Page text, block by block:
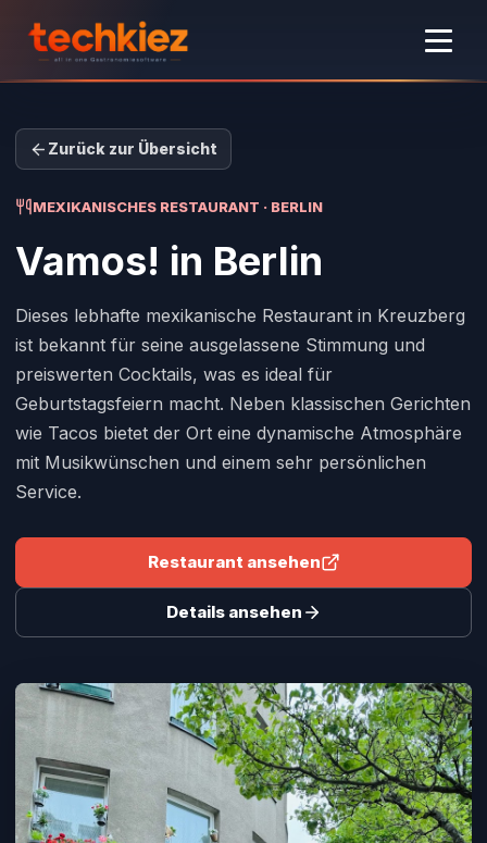
Zurück zur Übersicht
MEXIKANISCHES RESTAURANT · BERLIN
Vamos! in Berlin
Dieses lebhafte mexikanische Restaurant in Kreuzberg
ist bekannt für seine ausgelassene Stimmung und
preiswerten Cocktails, was es ideal für
Geburtstagsfeiern macht. Neben klassischen Gerichten
wie Tacos bietet der Ort eine dynamische Atmosphäre
mit Musikwünschen und einem sehr persönlichen
Service.
Restaurant ansehen
Details ansehen